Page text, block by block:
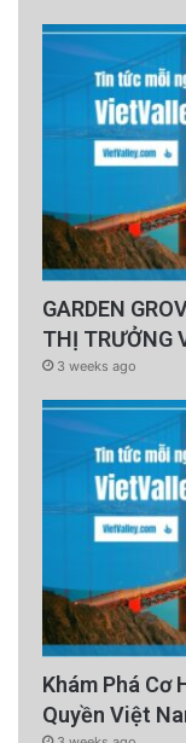
GARDEN
THỊ TRƯỞNG
3 weeks ago
Khám Phá Cơ
Quyền Việt